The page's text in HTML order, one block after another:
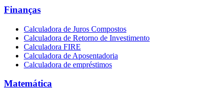
Finanças
Calculadora de Juros Compostos
Calculadora de Retorno de Investimento
Calculadora FIRE
Calculadora de Aposentadoria
Calculadora de empréstimos
Matemática